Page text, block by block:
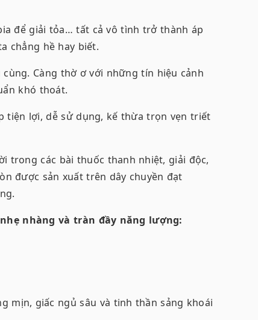
để giải tỏa… tất cả vô tình trở thành áp
chẳng hề hay biết.
Càng thờ ơ với những tín hiệu cảnh
khó thoát.
tiện lợi, dễ sử dụng, kế thừa trọn vẹn triết
trong các bài thuốc thanh nhiệt, giải độc,
được sản xuất trên dây chuyền đạt
nhàng và tràn đầy năng lượng:
mịn, giấc ngủ sâu và tinh thần sảng khoái